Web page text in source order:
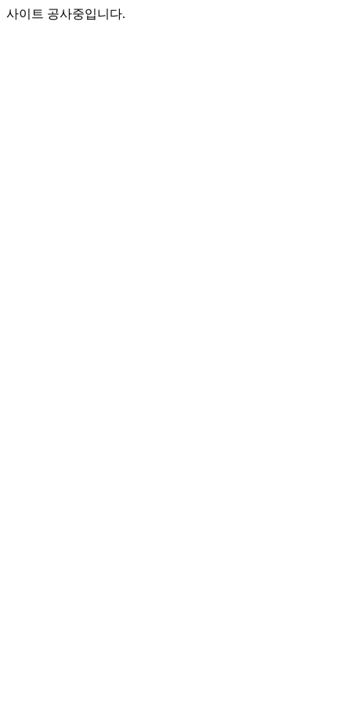
사이트 공사중입니다.